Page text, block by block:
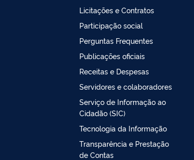
Licitações e Contratos
Participação social
Perguntas Frequentes
Publicações oficiais
Receitas e Despesas
Servidores e colaboradores
Serviço de Informação ao
Cidadão (SIC)
Tecnologia da Informação
Transparência e Prestação
de Contas